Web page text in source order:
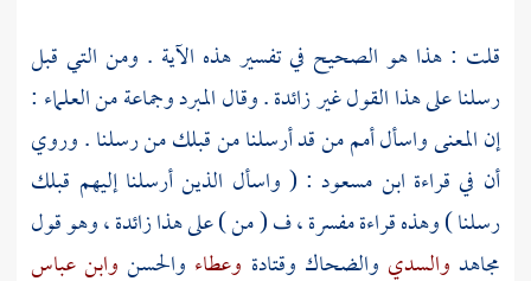
قلت : هذا هو الصحيح في تفسير هذه الآية . ومن التي قبل
رسلنا على هذا القول غير زائدة . وقالالمبردوجماعة من العلماء :
إن المعنى واسأل أمم من قد أرسلنا من قبلك من رسلنا . وروي
أن في قراءة ابن مسعود : ( واسأل الذين أرسلنا إليهم قبلك
رسلنا ) وهذه قراءة مفسرة ، ف ( من ) على هذا زائدة ، وهو قول
مجاهد والسدي والضحاك وقتادة وعطاء والحسن وابن عباس